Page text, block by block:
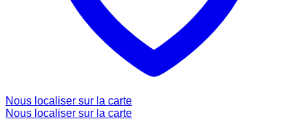
Nous localiser sur la carte
Nous localiser sur la carte